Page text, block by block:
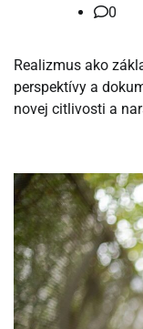
0
Realizmus ako
perspektívy a
novej citlivosti a